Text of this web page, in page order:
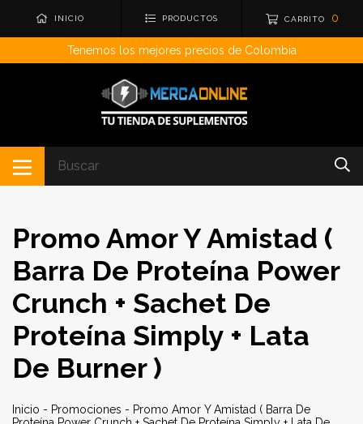
INICIO PRODUCTOS CARRITO 0
Tenemos los mejores precios de Colombia
Promo Amor Y Amistad (
Barra De Proteína Power
Crunch + Sachet De
Proteína Simply + Lata
De Burner )
Inicio - Promociones - Promo Amor Y Amistad ( Barra De